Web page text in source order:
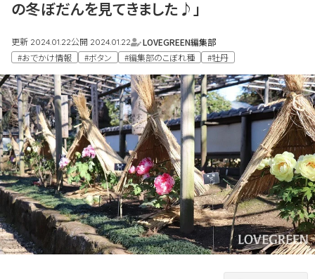
の冬ぼだんを見てきました♪」
更新 2024.01.22公開 2024.01.22
LOVEGREEN編集部
#おでかけ情報
#ボタン #編集部のこぼれ種 #牡丹